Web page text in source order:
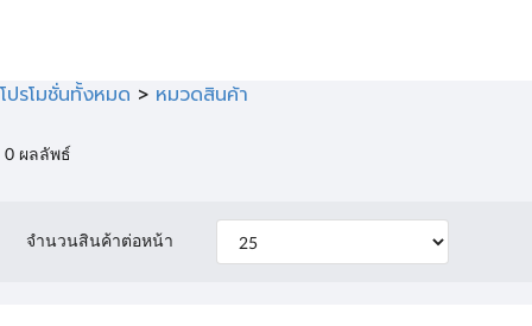
โปรโมชั่นทั้งหมด > หมวดสินค้า
0 ผลลัพธ์
จำนวนสินค้าต่อหน้า